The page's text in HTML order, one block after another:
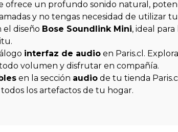
un profundo sonido natural,
y no tengas necesidad de utilizar
el diseño Bose Soundlink Mini, ideal
interfaz de audio en Paris.cl.
volumen y disfrutar en compañía.
en la sección audio de tu tienda
los artefactos de tu hogar.